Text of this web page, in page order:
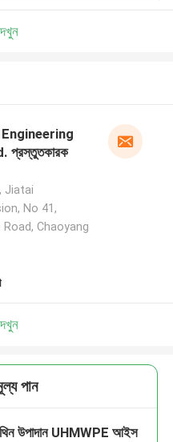
Jiatai
No 41,
Chaoyang
পান
উপাদান UHMWPE আইস